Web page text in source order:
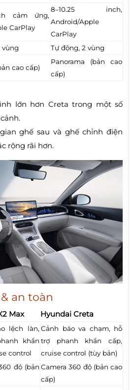
cảm ứng,
CarPlay
8–10.25 inch,
Android/Apple
CarPlay
vùng
Tự động, 2 vùng
cao cấp)
Panorama (bản cao
cấp)
lớn hơn Creta trong một số
ghế sau và ghế chỉnh điện
rộng rãi hơn.
an toàn
Max Hyundai Creta
lệch làn,
khẩn
control
Cảnh báo va chạm, hỗ
trợ phanh khẩn cấp,
cruise control (tùy bản)
độ (bản Camera 360 độ (bản cao
cấp)